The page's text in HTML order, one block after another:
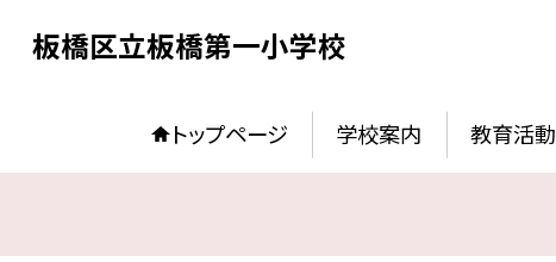
板橋区立板橋第一小学校
トップページ 学校案内 教育活動